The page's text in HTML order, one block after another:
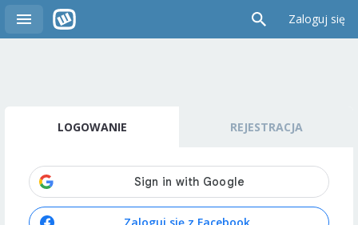
Zaloguj się
LOGOWANIE REJESTRACJA